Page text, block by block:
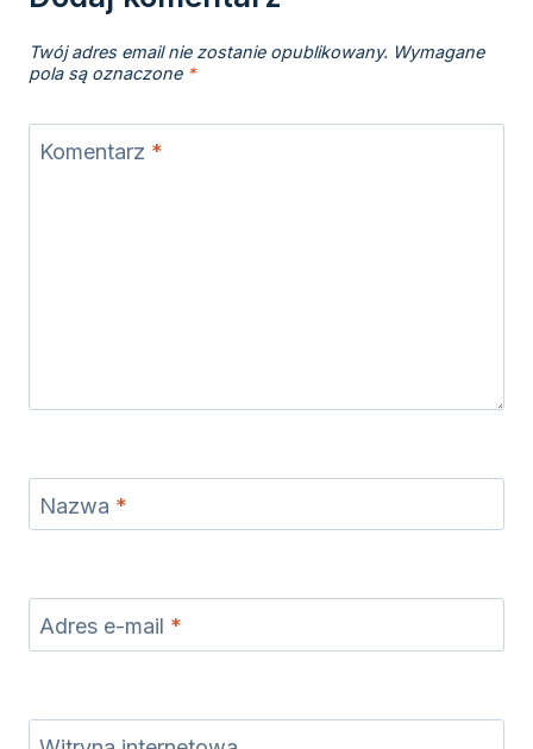
Twój adres email nie zostanie opublikowany. Wymagane
pola są oznaczone *
Komentarz *
Nazwa *
Adres e-mail *